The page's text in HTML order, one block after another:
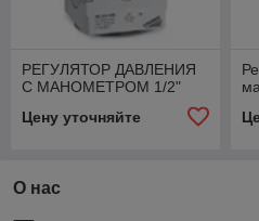
РЕГУЛЯТОР ДАВЛЕНИЯ
С МАНОМЕТРОМ 1/2"
Цену уточняйте
О нас